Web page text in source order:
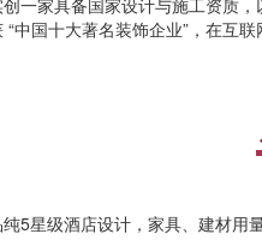
创一家具备国家设计与施工资质
“中国十大著名装饰企业”，在互
纯5星级酒店设计，家具、建材用